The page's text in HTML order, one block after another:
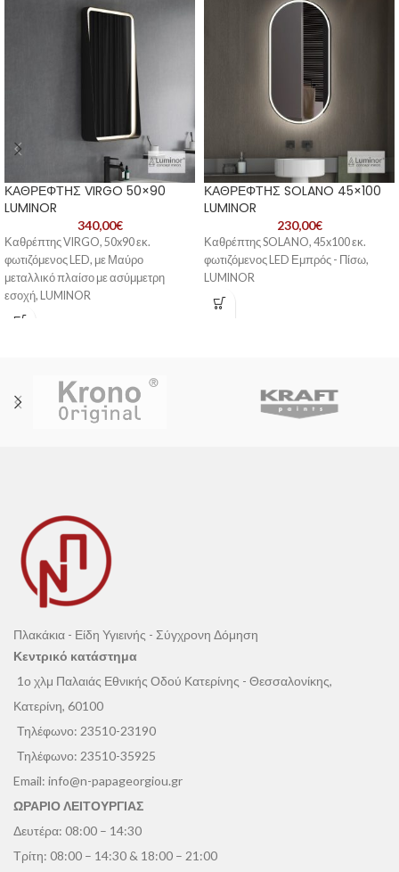
ΚΑΘΡΕΦΤΗΣ VIRGO 50×90
LUMINOR
340,00€
Καθρέπτης VIRGO, 50x90 εκ.
φωτιζόμενος LED, με Μαύρο
μεταλλικό πλαίσο με ασύμμετρη
εσοχή, LUMINOR
ΚΑΘΡΕΦΤΗΣ SOLANO 45×100
LUMINOR
230,00€
Καθρέπτης SOLANO, 45x100 εκ.
φωτιζόμενος LED Εμπρός - Πίσω,
LUMINOR
Πλακάκια - Είδη Υγιεινής - Σύγχρονη Δόμηση
Κεντρικό κατάστημα
1ο χλμ Παλαιάς Εθνικής Οδού Κατερίνης - Θεσσαλονίκης,
Κατερίνη, 60100
Τηλέφωνο: 23510-23190
Τηλέφωνο: 23510-35925
Email: info@n-papageorgiou.gr
ΩΡΑΡΙΟ ΛΕΙΤΟΥΡΓΙΑΣ
Δευτέρα: 08:00 – 14:30
Τρίτη: 08:00 – 14:30 & 18:00 – 21:00